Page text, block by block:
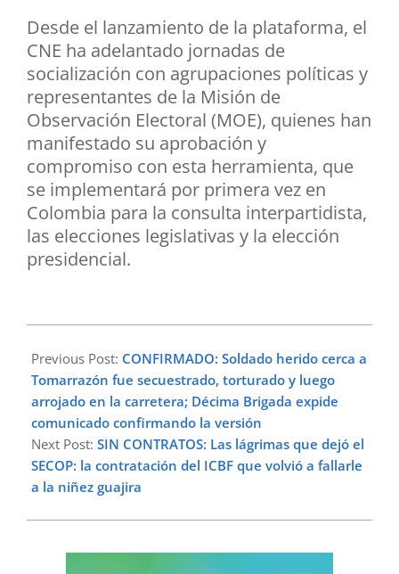
Desde el lanzamiento de la plataforma, el
CNE ha adelantado jornadas de
socialización con agrupaciones políticas y
representantes de la Misión de
Observación Electoral (MOE), quienes han
manifestado su aprobación y
compromiso con esta herramienta, que
se implementará por primera vez en
Colombia para la consulta interpartidista,
las elecciones legislativas y la elección
presidencial.
01-
30
Previous Post: CONFIRMADO: Soldado herido cerca a
Tomarrazón fue secuestrado, torturado y luego
arrojado en la carretera; Décima Brigada expide
comunicado confirmando la versión
Next Post: SIN CONTRATOS: Las lágrimas que dejó el
SECOP: la contratación del ICBF que volvió a fallarle
a la niñez guajira